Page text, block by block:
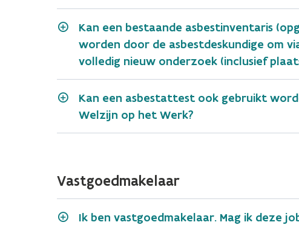
Kan een bestaande asbestinventaris
worden door de asbestdeskundige om
volledig nieuw onderzoek (inclusief
Kan een asbestattest ook gebruikt
Welzijn op het Werk?
Vastgoedmakelaar
Ik ben vastgoedmakelaar. Mag ik deze